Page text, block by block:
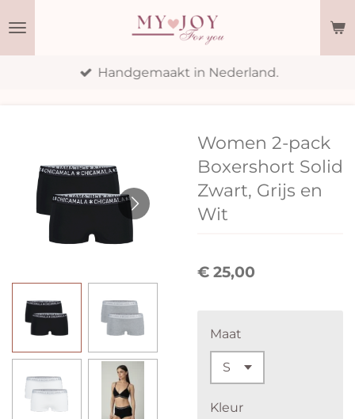
Handgemaakt in Nederland.
Women 2-pack
Boxershort Solid
Zwart, Grijs en
Wit
€ 25,00
Maat
Kleur